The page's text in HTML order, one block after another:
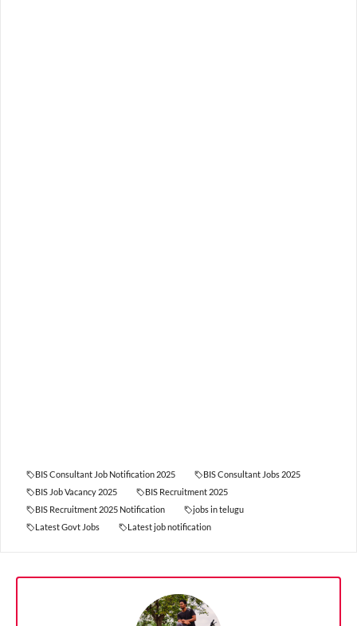
BIS Consultant Job Notification 2025
BIS Consultant Jobs 2025
BIS Job Vacancy 2025
BIS Recruitment 2025
BIS Recruitment 2025 Notification
jobs in telugu
Latest Govt Jobs
Latest job notification